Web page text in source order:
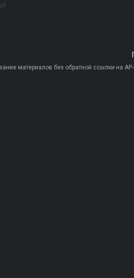
материалов без обратной ссылки на